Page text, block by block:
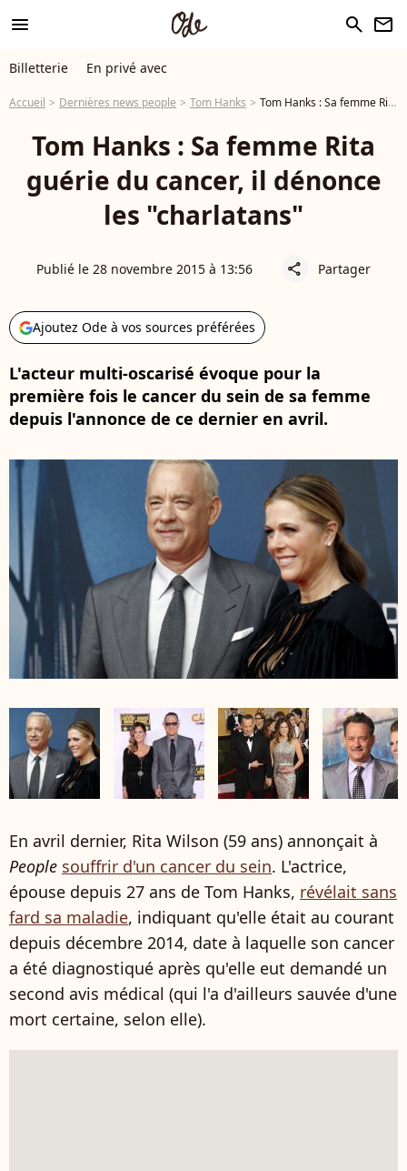
menu search newsletter
Billetterie En privé avec
Accueil Dernières news people Tom Hanks Tom Hanks : Sa femme Rita guérie du cancer, il dénonce les "charlatans"
Tom Hanks : Sa femme Rita
guérie du cancer, il dénonce
les "charlatans"
Publié le 28 novembre 2015 à 13:56 share Partager
Ajoutez Ode à vos sources préférées
L'acteur multi-oscarisé évoque pour la
première fois le cancer du sein de sa femme
depuis l'annonce de ce dernier en avril.
En avril dernier, Rita Wilson (59 ans) annonçait à
People souffrir d'un cancer du sein. L'actrice,
épouse depuis 27 ans de Tom Hanks, révélait sans
fard sa maladie, indiquant qu'elle était au courant
depuis décembre 2014, date à laquelle son cancer
a été diagnostiqué après qu'elle eut demandé un
second avis médical (qui l'a d'ailleurs sauvée d'une
mort certaine, selon elle).